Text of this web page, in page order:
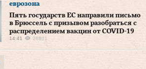
еврозона
Пять государств ЕС направили письмо
в Брюссель с призывом разобраться с
распределением вакцин от COVID-19
14:41 26801